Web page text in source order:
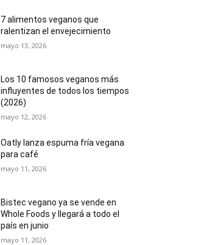
7 alimentos veganos que
ralentizan el envejecimiento
mayo 13, 2026
Los 10 famosos veganos más
influyentes de todos los tiempos
(2026)
mayo 12, 2026
Oatly lanza espuma fría vegana
para café
mayo 11, 2026
Bistec vegano ya se vende en
Whole Foods y llegará a todo el
país en junio
mayo 11, 2026